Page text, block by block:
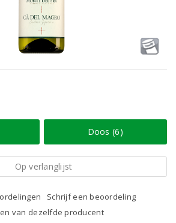
Doos (6)
Op verlanglijst
Schrijf een beoordeling
van dezelfde producent